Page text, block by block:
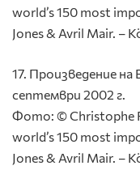
world’s 150 most
Jones & Avril Mair. –
17. Произведение
септември 2002 г.
Фото: © Christophe
world’s 150 most
Jones & Avril Mair. –